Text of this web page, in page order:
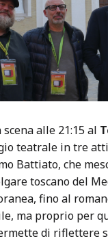
alle 21:15 al
teatrale in tre
Battiato, che
toscano del
fino al
ma proprio per
di riflettere